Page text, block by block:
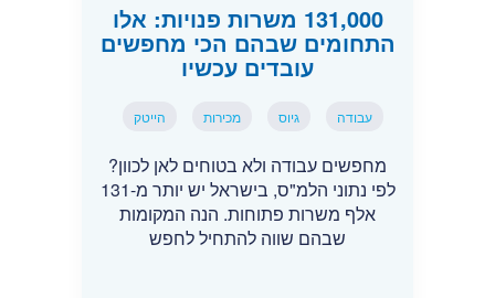
131,000 משרות פנויות: אלו
התחומים שבהם הכי מחפשים
עובדים עכשיו
עבודה גיוס מכירות הייטק
מחפשים עבודה ולא בטוחים לאן לכוון?
לפי נתוני הלמ"ס, בישראל יש יותר מ-131
אלף משרות פתוחות. הנה המקומות
שבהם שווה להתחיל לחפש